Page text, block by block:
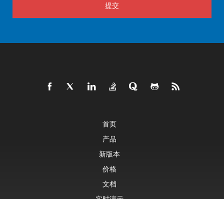
提交
首页
产品
新版本
价格
文档